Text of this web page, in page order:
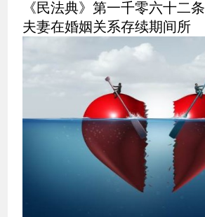
《民法典》第一千零六十二条
夫妻在婚姻关系存续期间所